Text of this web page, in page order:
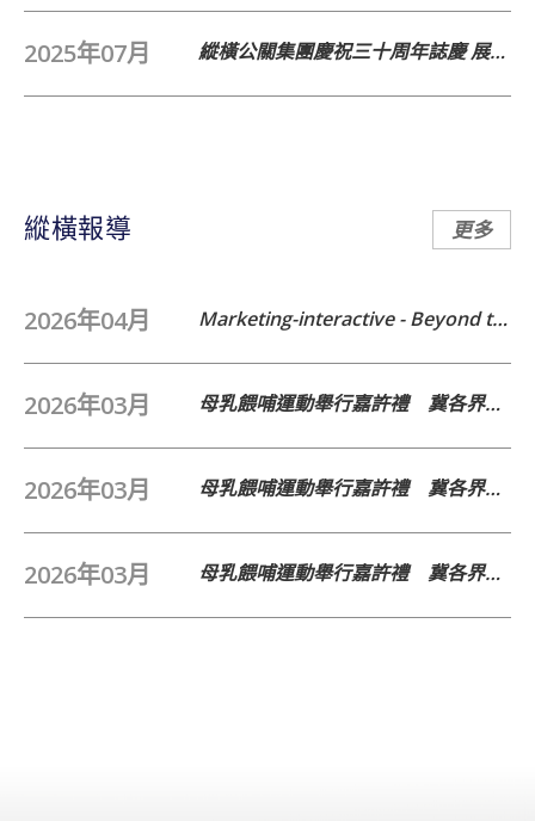
2025年07月 縱橫公關集團慶祝三十周年誌慶 展現卓越成就與社會關懷
縱橫報導 更多
2026年04月 Marketing-interactive - Beyond the competition: Why the HK–SG brand story is stronger together (只提供英文版本)
2026年03月 母乳餵哺運動舉行嘉許禮 冀各界攜手營造母乳友善氛圍 轉載自【點新聞】(Available in Chinese only)
2026年03月 母乳餵哺運動舉行嘉許禮 冀各界攜手營造母乳友善氛圍 轉載自【文匯報】(Available in Chinese only)
2026年03月 母乳餵哺運動舉行嘉許禮 冀各界攜手營造母乳友善氛圍 轉載自【大公文匯】